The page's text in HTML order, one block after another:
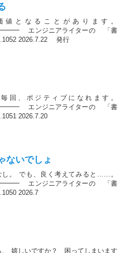
となることがあります。
ンジニアライターの 「書
2026.7.22 発行
回、ポジティブになれます。
ンジニアライターの 「書
2026.7.20
ないでしょ
。 でも、良く考えてみると……。
ンジニアライターの 「書
2026.7
、 嬉しいですか？ 困ってしまいます